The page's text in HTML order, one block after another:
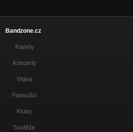
Bandzone.cz
Kapely
Koncerty
Videa
Fanoušci
Kluby
Soutěže